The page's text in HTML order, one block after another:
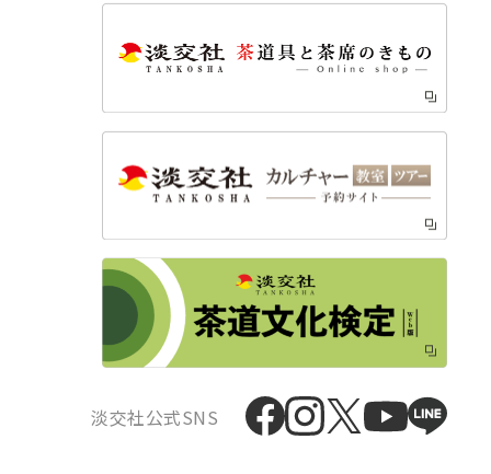
淡交社公式SNS